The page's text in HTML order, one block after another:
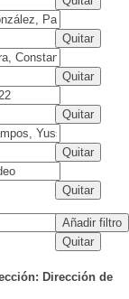
Dirección de